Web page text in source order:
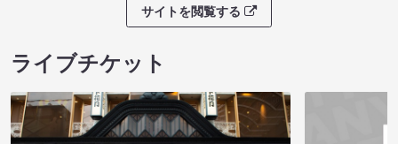
サイトを閲覧する
ライブチケット